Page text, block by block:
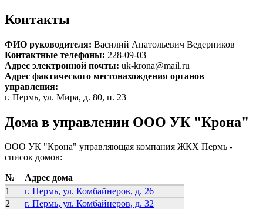
Контакты
ФИО руководителя: Василий Анатольевич Ведерников
Контактные телефоны: 228-09-03
Адрес электронной почты: uk-krona@mail.ru
Адрес фактического местонахождения органов
управления:
г. Пермь, ул. Мира, д. 80, п. 23
Дома в управлении ООО УК "Крона"
ООО УК "Крона" управляющая компания ЖКХ Пермь -
список домов:
№
Адрес дома
1
г. Пермь, ул. Комбайнеров, д. 26
2
г. Пермь, ул. Комбайнеров, д. 32